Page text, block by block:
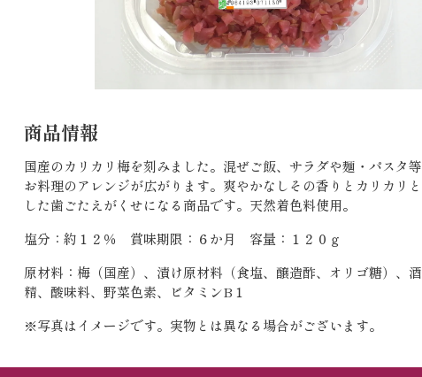
商品情報
国産のカリカリ梅を刻みました。混ぜご飯、サラダや麺・パスタ等
お料理のアレンジが広がります。爽やかなしその香りとカリカリと
した歯ごたえがくせになる商品です。天然着色料使用。
塩分：約１２％ 賞味期限：６か月 容量：１２０ｇ
原材料：梅（国産）、漬け原材料（食塩、醸造酢、オリゴ糖）、酒
精、酸味料、野菜色素、ビタミンB１
※写真はイメージです。実物とは異なる場合がございます。